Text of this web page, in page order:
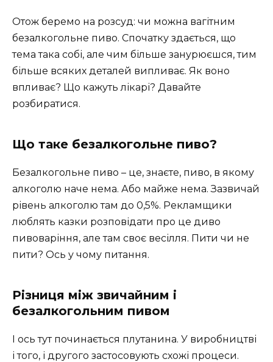
Отож беремо на розсуд: чи можна вагітним
безалкогольне пиво. Спочатку здається, що
тема така собі, але чим більше занурюєшся, тим
більше всяких деталей випливає. Як воно
впливає? Що кажуть лікарі? Давайте
розбиратися.
Що таке безалкогольне пиво?
Безалкогольне пиво – це, знаєте, пиво, в якому
алкоголю наче нема. Або майже нема. Зазвичай
рівень алкоголю там до 0,5%. Рекламщики
люблять казки розповідати про це диво
пивоваріння, але там своє весілля. Пити чи не
пити? Ось у чому питання.
Різниця між звичайним і
безалкогольним пивом
І ось тут починається плутанина. У виробництві
і того, і другого застосовують схожі процеси.